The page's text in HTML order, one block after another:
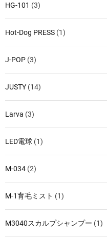
HG-101 (3)
Hot-Dog PRESS (1)
J-POP (3)
JUSTY (14)
Larva (3)
LED電球 (1)
M-034 (2)
M-1育毛ミスト (1)
M3040スカルプシャンプー (1)